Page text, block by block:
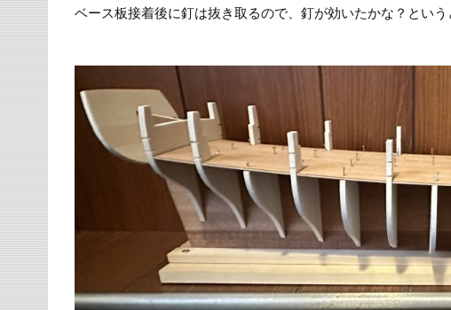
ベース板接着後に釘は抜き取るので、釘が効いたかな？とい